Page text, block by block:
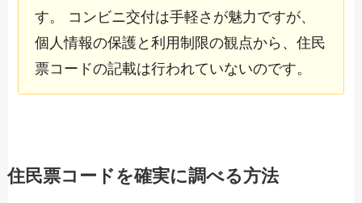
す。 コンビニ交付は手軽さが魅力ですが、
個人情報の保護と利用制限の観点から、住民
票コードの記載は行われていないのです。
住民票コードを確実に調べる方法